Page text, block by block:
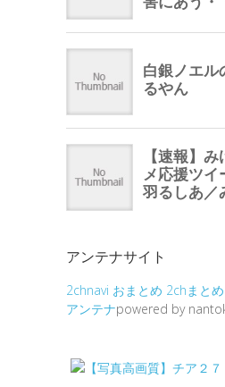
アンテナサイト
2chnavi おまとめ 2chまと
アンテナpowered by